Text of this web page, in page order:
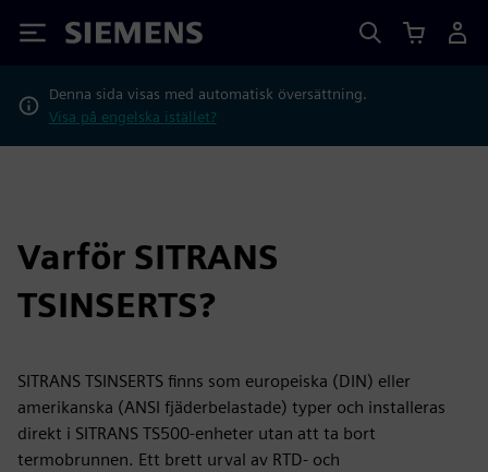
Siemens
Denna sida visas med automatisk översättning.
Visa på engelska istället?
Varför SITRANS
TSINSERTS?
SITRANS TSINSERTS finns som europeiska (DIN) eller
amerikanska (ANSI fjäderbelastade) typer och installeras
direkt i SITRANS TS500-enheter utan att ta bort
termobrunnen. Ett brett urval av RTD- och